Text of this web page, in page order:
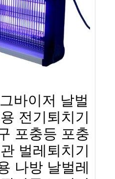
바이저 날벌
전기퇴치기
포충등 포충
벌레퇴치기
나방 날벌레